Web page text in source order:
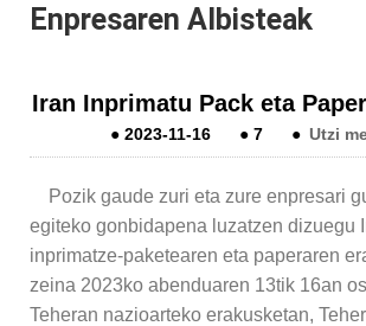
Enpresaren Albisteak
Iran Inprimatu Pack eta
● 2023-11-16 ● 7 ● Utzi
Pozik gaude zuri eta zure enpresari
egiteko gonbidapena luzatzen dizuegu
inprimatze-paketearen eta paperaren
zeina 2023ko abenduaren 13tik 16an
Teheran nazioarteko erakusketan,